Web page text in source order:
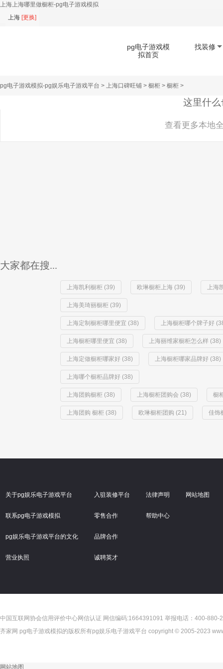
上海上海哪里做橱柜-pg电子游戏模拟
上海 [更换]
pg电子游戏模
拟首页
找装修
扫码下载app
pg电子游戏模拟-pg娱乐电子游戏平台 > 上海口碑旺铺 > 橱柜 > 橱柜 >
这里什
查看更多本地
大家都在搜...
上海凯利橱柜 (39) 欧琳橱柜上海 (39) 上海
上海美琦丽橱柜 (39)
上海定制橱柜哪里便宜 (38) 上海橱柜哪个牌子好
上海橱柜哪里便宜 (38) 上海丽维家橱柜怎么样 (38)
上海定做橱柜哪家好 (38) 上海橱柜哪家品牌好 (38)
上海哪个橱柜品牌好 (38)
上海团购橱柜 (38) 上海橱柜团购会 (38) 橱
上海团购 橱柜 (38) 欧琳橱柜团购 (21) 佳饰
关于pg娱乐电子游戏平台
联系pg电子游戏模拟
pg娱乐电子游戏平台的文化
营业执照
入驻装修平台
零售合作
品牌合作
诚聘英才
法律声明
帮助中心
网站地图
中国互联网协会信用评价中心网信认证 网信编码:1664391091 举报电话：400-880-
齐家网 pg电子游戏模拟的版权所有pg娱乐电子游戏平台 copyright © 2005-2023
"));
网站地图